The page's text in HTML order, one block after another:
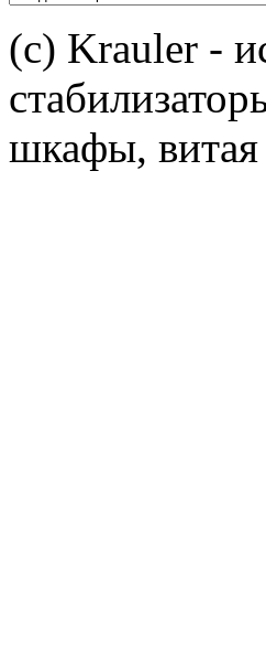
(c) Krauler -
шкафы, витая